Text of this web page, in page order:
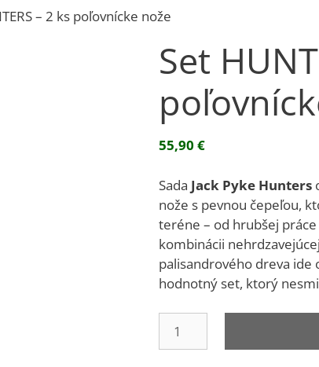
– 2 ks poľovnícke nože
Set
55,90€
Sada Jack Pyke Hunters
nože s pevnou čepeľou,
teréne – od hrubšej
kombinácii
palisandrového dreva ide
hodnotný set, ktorý
Set